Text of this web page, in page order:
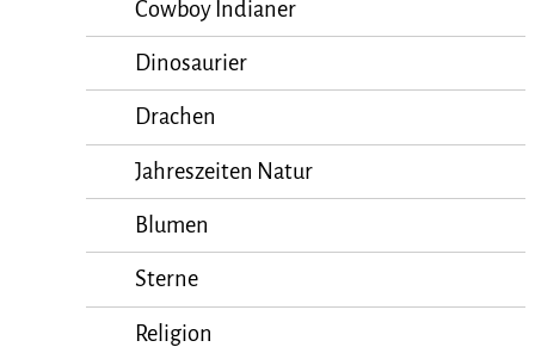
Cowboy Indianer
Dinosaurier
Drachen
Jahreszeiten Natur
Blumen
Sterne
Religion